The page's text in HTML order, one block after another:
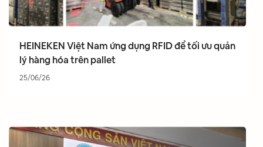
HEINEKEN Việt Nam ứng dụng RFID để tối ưu quản
lý hàng hóa trên pallet
25/06/26